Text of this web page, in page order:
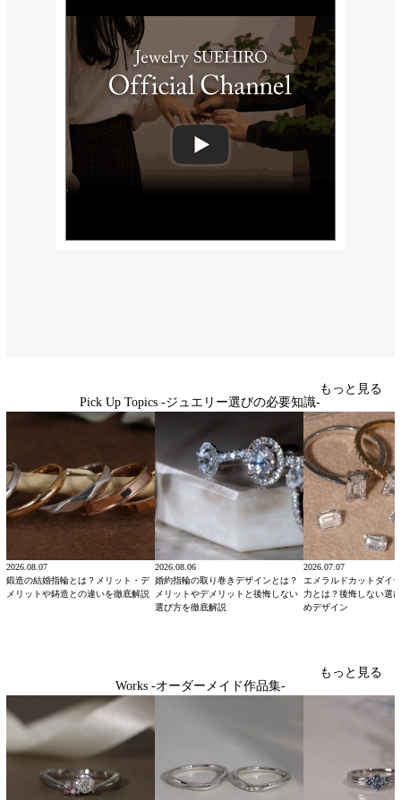
Pick Up Topics -ジュエリー選びの必要知識-
もっと見る
2026.08.07
鍛造の結婚指輪とは？メリット・デ
メリットや鋳造との違いを徹底解説
2026.08.06
婚約指輪の取り巻きデザインとは？
メリットやデメリットと後悔しない
選び方を徹底解説
2026.07.07
エメラルドカットダイ
力とは？後悔しない選
めデザイン
Works -オーダーメイド作品集-
もっと見る